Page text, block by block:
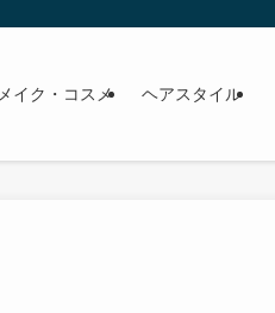
メイク・コスメ ヘアスタイル